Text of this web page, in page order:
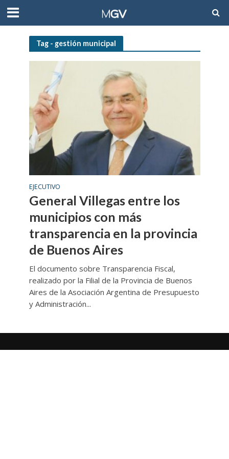
Tag - gestión municipal
EJECUTIVO
General Villegas entre los
municipios con más
transparencia en la provincia
de Buenos Aires
El documento sobre Transparencia Fiscal,
realizado por la Filial de la Provincia de Buenos
Aires de la Asociación Argentina de Presupuesto
y Administración...